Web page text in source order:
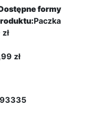
formy
Paczka
zł